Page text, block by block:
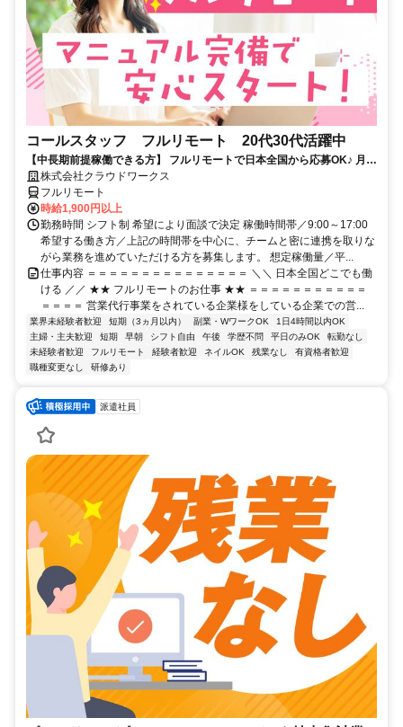
コールスタッフ フルリモート 20代30代活躍中
【中長期前提稼働できる方】 フルリモートで日本全国から応募OK♪ 月稼
働80時間で安定収入！
株式会社クラウドワークス
フルリモート
時給1,900円以上
勤務時間 シフト制 希望により面談で決定 稼働時間帯／9:00～17:00
希望する働き方／上記の時間帯を中心に、チームと密に連携を取りな
がら業務を進めていただける方を募集します。 想定稼働量／平...
仕事内容 ＝＝＝＝＝＝＝＝＝＝＝＝＝＝＝ ＼＼ 日本全国どこでも働
ける ／／ ★★ フルリモートのお仕事 ★★ ＝＝＝＝＝＝＝＝＝＝＝
＝＝＝＝ 営業代行事業をされている企業様をしている企業での営...
業界未経験者歓迎 短期（3ヵ月以内） 副業・WワークOK
1日4時間以内OK
主婦・主夫歓迎
短期 早朝 シフト自由 午後 学歴不問 平日のみOK
転勤なし
未経験者歓迎
フルリモート 経験者歓迎 ネイルOK 残業なし
有資格者歓迎
職種変更なし
研修あり
派遣社員